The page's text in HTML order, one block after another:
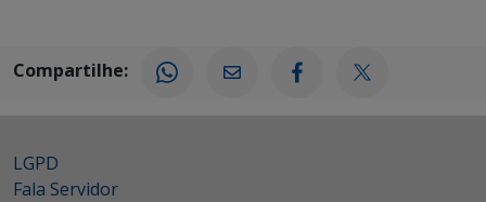
Compartilhe:
LGPD
Fala Servidor